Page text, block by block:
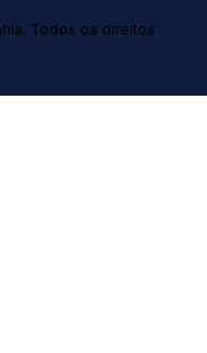
Todos os direitos